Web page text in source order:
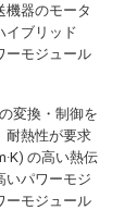
機器のモータ
イブリッド
ーモジュール
変換・制御を
耐熱性が要求
の高い熱伝
いパワーモジ
ーモジュール